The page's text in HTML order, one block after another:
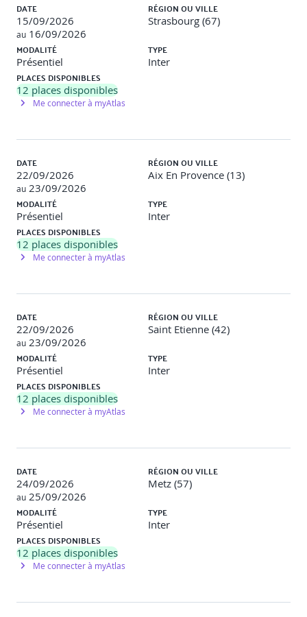
DATE
15/09/2026
au 16/09/2026
RÉGION OU VILLE
Strasbourg (67)
MODALITÉ
Présentiel
TYPE
Inter
PLACES DISPONIBLES
12 places disponibles
Me connecter à myAtlas
DATE
22/09/2026
au 23/09/2026
RÉGION OU VILLE
Aix En Provence (13)
MODALITÉ
Présentiel
TYPE
Inter
PLACES DISPONIBLES
12 places disponibles
Me connecter à myAtlas
DATE
22/09/2026
au 23/09/2026
RÉGION OU VILLE
Saint Etienne (42)
MODALITÉ
Présentiel
TYPE
Inter
PLACES DISPONIBLES
12 places disponibles
Me connecter à myAtlas
DATE
24/09/2026
au 25/09/2026
RÉGION OU VILLE
Metz (57)
MODALITÉ
Présentiel
TYPE
Inter
PLACES DISPONIBLES
12 places disponibles
Me connecter à myAtlas